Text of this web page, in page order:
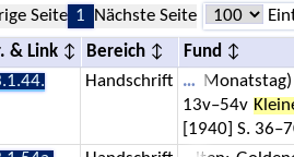
Seite 1 Nächste Seite
& Link Bereich
Fund
Handschrift
13v–54v
[1940] S.